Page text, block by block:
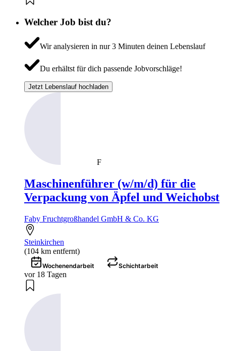
Welcher Job bist du?
Wir analysieren in nur 3 Minuten deinen Lebenslauf
Du erhältst für dich passende Jobvorschläge!
Jetzt Lebenslauf hochladen
F
Maschinenführer (w/m/d) für die
Verpackung von Äpfel und Weichobst
Faby Fruchtgroßhandel GmbH & Co. KG
Steinkirchen
(104 km entfernt)
Wochenendarbeit Schichtarbeit
vor 18 Tagen